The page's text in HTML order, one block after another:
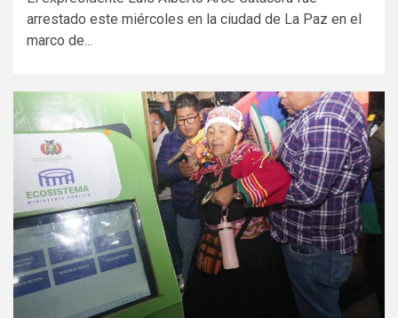
arrestado este miércoles en la ciudad de La Paz en el
marco de...